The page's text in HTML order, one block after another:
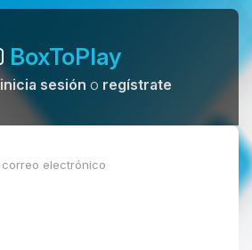
BoxToPlay
inicia sesión o regístrate